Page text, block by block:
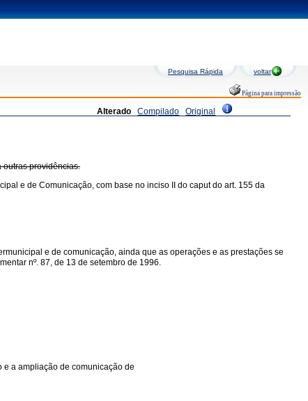
Pesquisa Rápida voltar
Página para impressão
Alterado Compilado Original
outras providências.
e de Comunicação, com base no inciso II do caput do art. 155 da
e de comunicação, ainda que as operações e as prestações se
nº. 87, de 13 de setembro de 1996.
e a ampliação de comunicação de